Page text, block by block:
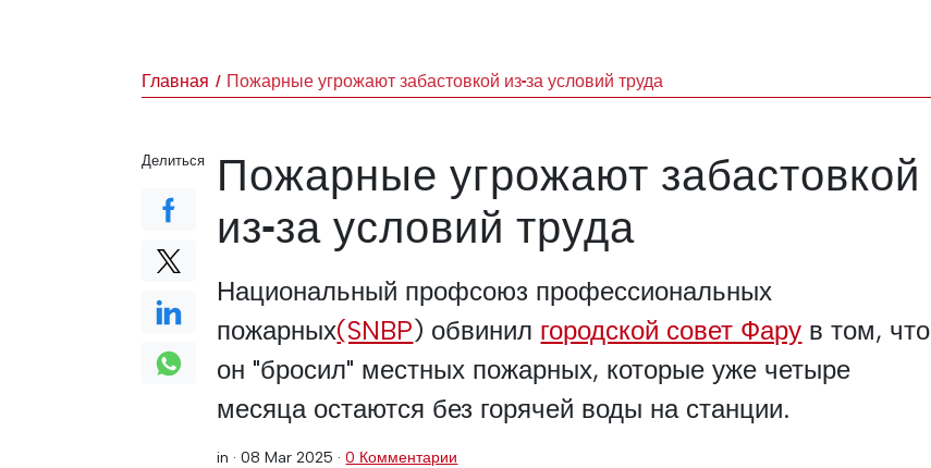
Главная Пожарные угрожают забастовкой из-за условий труда
Пожарные угрожают забастовкой
из-за условий труда
Национальный профсоюз профессиональных
пожарных(SNBP) обвинил городской совет Фару в том, что
он "бросил" местных пожарных, которые уже четыре
месяца остаются без горячей воды на станции.
in ·08 Mar 2025 ·0 Комментарии
Делиться